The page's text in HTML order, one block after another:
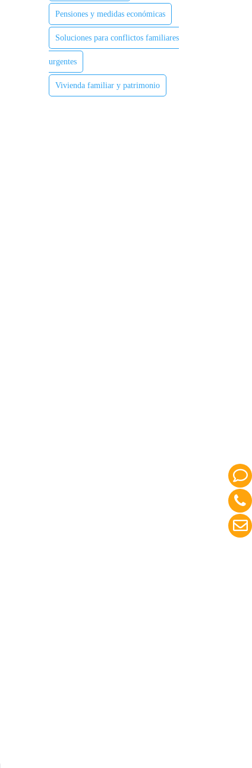
Pensiones y medidas económicas
Soluciones para conflictos familiares
urgentes
Vivienda familiar y patrimonio